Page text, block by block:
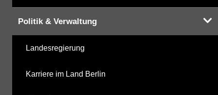
Politik & Verwaltung
Landesregierung
Karriere im Land Berlin